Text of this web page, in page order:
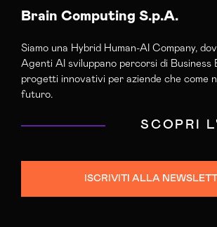
Agenzia Posizionamento Seo Olbia
Agenzia Web Marketing Olbia
Campagne Adv Social Olbia
Campagne Advertising Olbia
Campagne Native Advertising
Brain Computing S.p.A.
Siamo una Hybrid Human-AI Company,
Agenti AI sviluppano percorsi di Business
progetti innovativi per aziende che come
futuro.
SCOPRI
ISCRIVITI ALLA